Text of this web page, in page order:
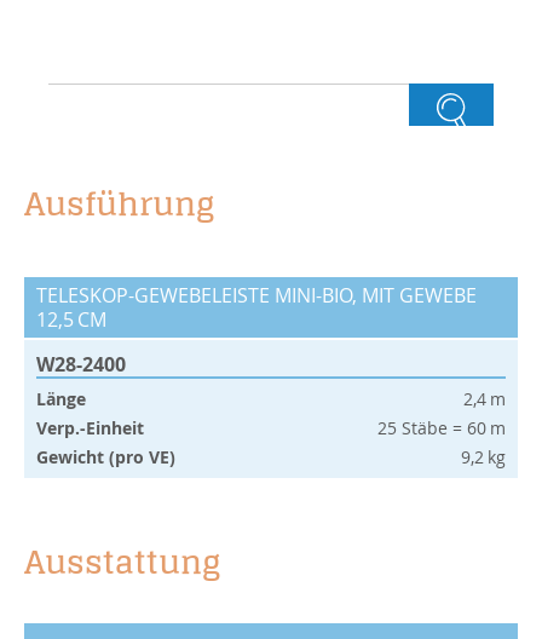
Ausführung
TELESKOP-GEWEBELEISTE MINI-BIO, MIT GEWEBE
12,5 CM
W28-2400
Länge
2,4 m
Verp.-Einheit
25 Stäbe = 60 m
Gewicht (pro VE)
9,2 kg
Ausstattung